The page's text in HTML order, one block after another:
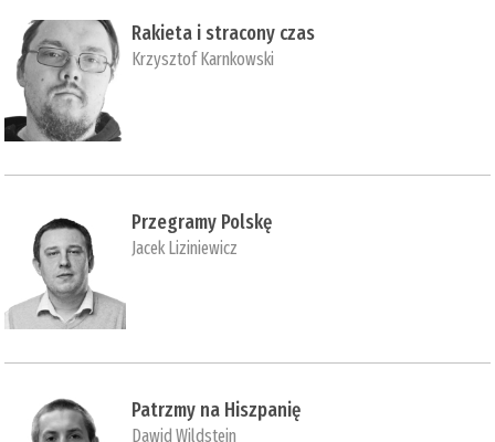
Rakieta i stracony czas
Krzysztof Karnkowski
Przegramy Polskę
Jacek Liziniewicz
Patrzmy na Hiszpanię
Dawid Wildstein